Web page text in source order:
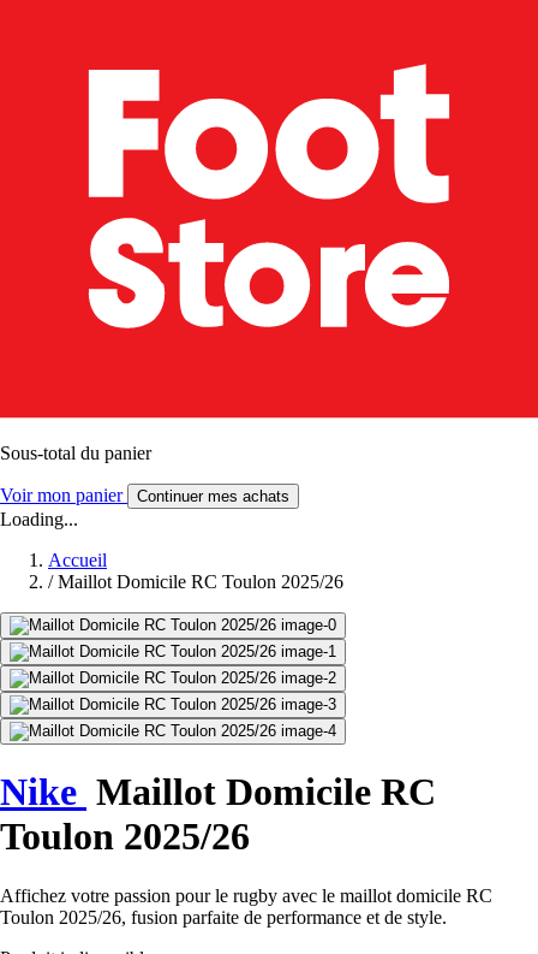
Sous-total du panier
Voir mon panier Continuer mes achats
Loading...
Accueil
/ Maillot Domicile RC Toulon 2025/26
Nike Maillot Domicile RC
Toulon 2025/26
Affichez votre passion pour le rugby avec le maillot domicile RC
Toulon 2025/26, fusion parfaite de performance et de style.